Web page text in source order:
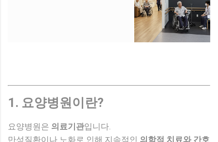
1. 요양병원이란?
요양병원은 의료기관입니다.
만성질환이나 노화로 인해 지속적인 의학적 치료와 간호